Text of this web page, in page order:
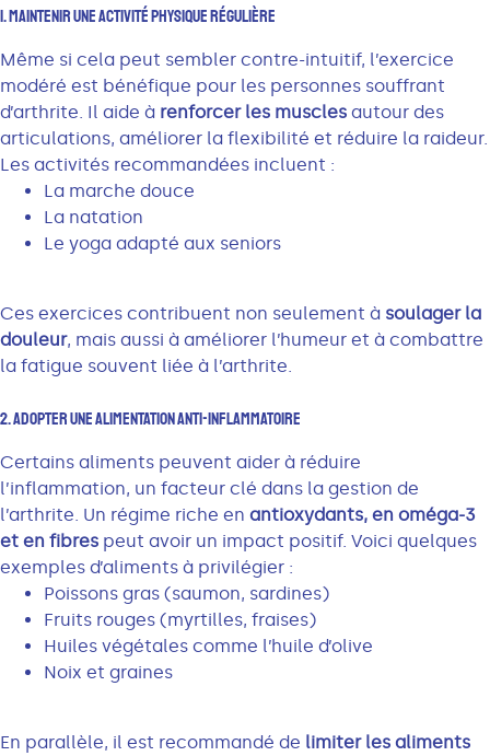
1. Maintenir Une Activité Physique Régulière
Même si cela peut sembler contre-intuitif, l’exercice
modéré est bénéfique pour les personnes souffrant
d’arthrite. Il aide à renforcer les muscles autour des
articulations, améliorer la flexibilité et réduire la raideur.
Les activités recommandées incluent :
La marche douce
La natation
Le yoga adapté aux seniors
Ces exercices contribuent non seulement à soulager la
douleur, mais aussi à améliorer l’humeur et à combattre
la fatigue souvent liée à l’arthrite.
2. Adopter Une Alimentation Anti-Inflammatoire
Certains aliments peuvent aider à réduire
l’inflammation, un facteur clé dans la gestion de
l’arthrite. Un régime riche en antioxydants, en oméga-3
et en fibres peut avoir un impact positif. Voici quelques
exemples d’aliments à privilégier :
Poissons gras (saumon, sardines)
Fruits rouges (myrtilles, fraises)
Huiles végétales comme l’huile d’olive
Noix et graines
En parallèle, il est recommandé de limiter les aliments